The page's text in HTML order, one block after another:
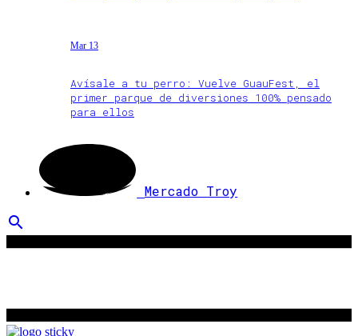
Mar 13
Avísale a tu perro: Vuelve GuauFest, el
primer parque de diversiones 100% pensado
para ellos
Mercado Troy
search